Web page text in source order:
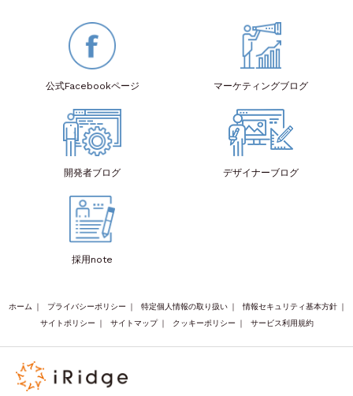
公式Facebookページ マーケティングブログ
開発者ブログ デザイナーブログ
採用note
ホーム ｜ プライバシーポリシー ｜ 特定個人情報の取り扱い ｜ 情報セキュリティ基本方針 ｜
サイトポリシー
｜ サイトマップ ｜ クッキーポリシー ｜ サービス利用規約